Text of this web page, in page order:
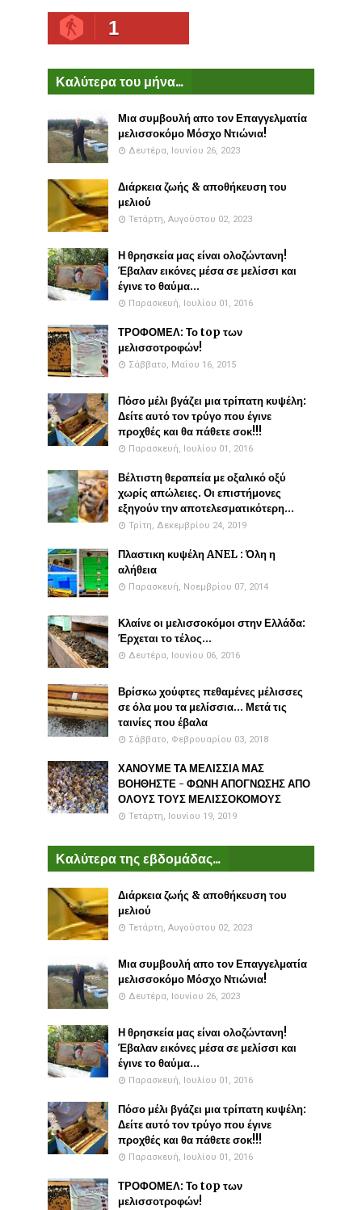
1
Καλύτερα του μήνα...
Μια συμβουλή απο τον Επαγγελματία
μελισσοκόμο Μόσχο Ντιώνια!
Δευτέρα, Ιουνίου 26, 2023
Διάρκεια ζωής & αποθήκευση του
μελιού
Τετάρτη, Αυγούστου 02, 2023
Η θρησκεία μας είναι ολοζώντανη!
Έβαλαν εικόνες μέσα σε μελίσσι και
έγινε το θαύμα...
Παρασκευή, Ιουλίου 01, 2016
ΤΡΟΦΟΜΕΛ: Το top των
μελισσοτροφών!
Σάββατο, Μαΐου 16, 2015
Πόσο μέλι βγάζει μια τρίπατη κυψέλη:
Δείτε αυτό τον τρύγο που έγινε
προχθές και θα πάθετε σοκ!!!
Παρασκευή, Ιουλίου 01, 2016
Βέλτιστη θεραπεία με οξαλικό οξύ
χωρίς απώλειες. Οι επιστήμονες
εξηγούν την αποτελεσματικότερη...
Τρίτη, Δεκεμβρίου 24, 2019
Πλαστικη κυψέλη ANEL : Όλη η
αλήθεια
Παρασκευή, Νοεμβρίου 07, 2014
Κλαίνε οι μελισσοκόμοι στην Ελλάδα:
Έρχεται το τέλος...
Δευτέρα, Ιουνίου 06, 2016
Βρίσκω χούφτες πεθαμένες μέλισσες
σε όλα μου τα μελίσσια... Μετά τις
ταινίες που έβαλα
Σάββατο, Φεβρουαρίου 03, 2018
ΧΑΝΟΥΜΕ ΤΑ ΜΕΛΙΣΣΙΑ ΜΑΣ
ΒΟΗΘΗΣΤΕ - ΦΩΝΗ ΑΠΟΓΝΩΣΗΣ ΑΠΟ
ΟΛΟΥΣ ΤΟΥΣ ΜΕΛΙΣΣΟΚΟΜΟΥΣ
Τετάρτη, Ιουνίου 19, 2019
Καλύτερα της εβδομάδας...
Διάρκεια ζωής & αποθήκευση του
μελιού
Τετάρτη, Αυγούστου 02, 2023
Μια συμβουλή απο τον Επαγγελματία
μελισσοκόμο Μόσχο Ντιώνια!
Δευτέρα, Ιουνίου 26, 2023
Η θρησκεία μας είναι ολοζώντανη!
Έβαλαν εικόνες μέσα σε μελίσσι και
έγινε το θαύμα...
Παρασκευή, Ιουλίου 01, 2016
Πόσο μέλι βγάζει μια τρίπατη κυψέλη:
Δείτε αυτό τον τρύγο που έγινε
προχθές και θα πάθετε σοκ!!!
Παρασκευή, Ιουλίου 01, 2016
ΤΡΟΦΟΜΕΛ: Το top των
μελισσοτροφών!